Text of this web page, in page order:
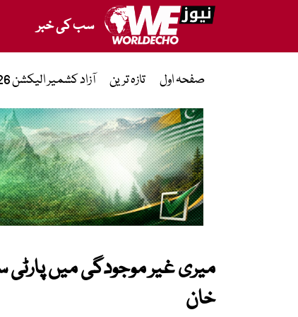
سب کی خبر
صفحہ اول تازہ ترین آزاد کشمیر الیکشن 2026
میری غیر موجودگی میں پارٹی
خان